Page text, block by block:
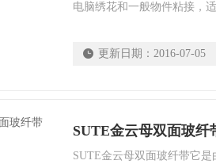
电脑绣花和一般物件粘接，
更新日期： 2016-07-05
SUTE金云母双面玻纤
SUTE金云母双面玻纤带它